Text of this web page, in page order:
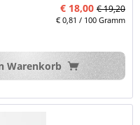
€ 18,00 € 19,20
€ 0,81 / 100 Gramm
Warenkorb